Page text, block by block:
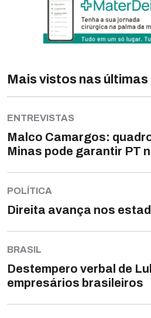
Mais vistos nas últimas
ENTREVISTAS
Malco Camargos:
Minas pode garantir PT
POLÍTICA
Direita avança nos
BRASIL
Destempero verbal de
empresários brasileiros